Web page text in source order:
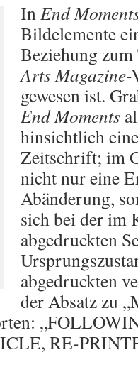
InEnd
Bildelemente
Beziehung zum
Arts Magazine-
gewesen ist.
End Moments
hinsichtlich
Zeitschrift; im
nicht nur eine
Abänderung,
sich bei der im
abgedruckten
abgedruckten
der Absatz zu
RE-